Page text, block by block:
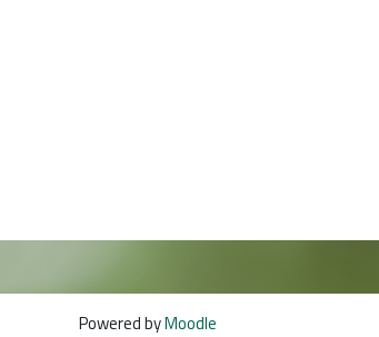
Powered byMoodle